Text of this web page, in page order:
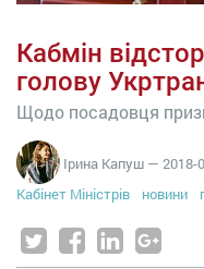
Кабмін
голову
Щодо посадовця
Ірина Капуш — 2018-
Кабінет Міністрів
новини